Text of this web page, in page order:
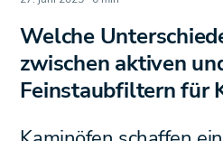
Welche
zwischen aktiven
Feinstaubfiltern für